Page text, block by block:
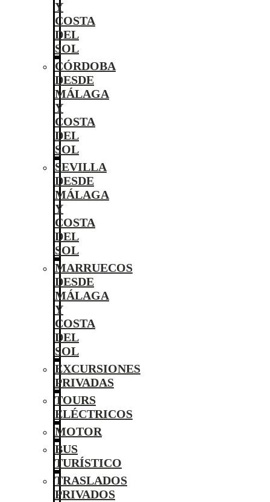
Y
COSTA
DEL
SOL
CÓRDOBA
DESDE
MÁLAGA
Y
COSTA
DEL
SOL
SEVILLA
DESDE
MÁLAGA
Y
COSTA
DEL
SOL
MARRUECOS
DESDE
MÁLAGA
Y
COSTA
DEL
SOL
EXCURSIONES
PRIVADAS
TOURS
ELÉCTRICOS
MOTOR
BUS
TURÍSTICO
TRASLADOS
PRIVADOS